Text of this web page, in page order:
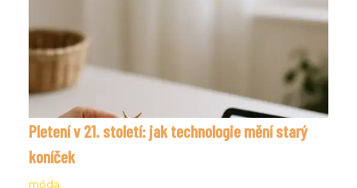
Pletení v 21. století: jak technologie mění starý
koníček
móda